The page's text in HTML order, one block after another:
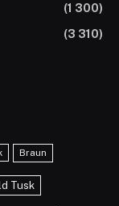
(1 300)
(3 310)
Braun
Tusk